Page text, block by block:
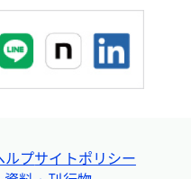
ルプサイトポリシー